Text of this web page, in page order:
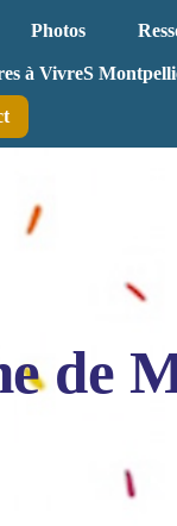
Photos
à VivreS
de